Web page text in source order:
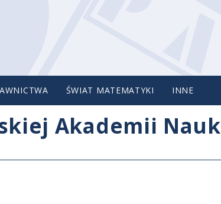
ŚWIAT MATEMATYKI INNE
Akademii Nauk